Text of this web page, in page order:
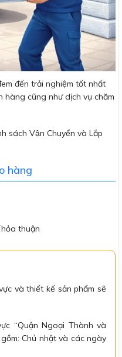
đến trải nghiệm tốt nhất
cũng như dịch vụ chăm
sách Vận Chuyển và Lắp
hàng
thuận
và thiết kế sản phẩm sẽ
“Quận Ngoại Thành và
Chủ nhật và các ngày